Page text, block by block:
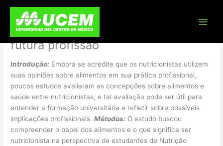
content
Opinião de estudantes de Nutrição
sobre alimentação e sobre sua
futura profissão
Introdução: Embora se acredite que os nutricionistas utilizem
suas opiniões sobre alimentos em sua prática profissional,
poucos estudos avaliaram as concepções sobre alimentos e
saúde entre nutricionistas, e tal avaliação pode ser útil para
entender a formação universitária e refletir sobre possíveis
implicações profissionais.Métodos: O estudo buscou
compreender o papel dos alimentos e o que significa ser
nutricionista na perspectiva de estudantes de Nutrição